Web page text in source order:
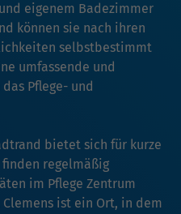
eigenem Badezimmer
können sie nach ihren
selbstbestimmt
umfassende und
Pflege- und
bietet sich für kurze
regelmäßig
im Pflege Zentrum
ist ein Ort, in dem